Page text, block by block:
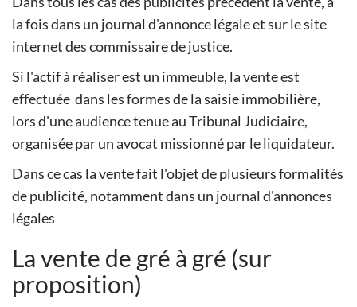
la fois dans un journal d'annonce légale et sur le site
internet des commissaire de justice.
Si l'actif à réaliser est un immeuble, la vente est
effectuée dans les formes de la saisie immobilière,
lors d'une audience tenue au Tribunal Judiciaire,
organisée par un avocat missionné par le liquidateur.
Dans ce cas la vente fait l'objet de plusieurs formalités
de publicité, notamment dans un journal d'annonces
légales
La vente de gré à gré (sur
proposition)